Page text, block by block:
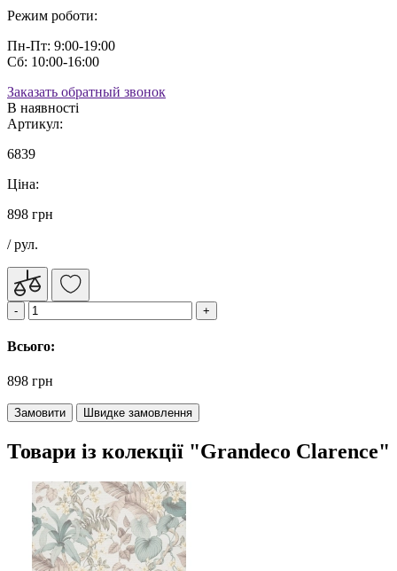
Режим роботи:
Пн-Пт: 9:00-19:00
Сб: 10:00-16:00
Заказать обратный звонок
В наявності
Артикул:
6839
Ціна:
898 грн
/ рул.
Всього:
898 грн
Замовити Швидке замовлення
Товари із колекції "Grandeco Clarence"